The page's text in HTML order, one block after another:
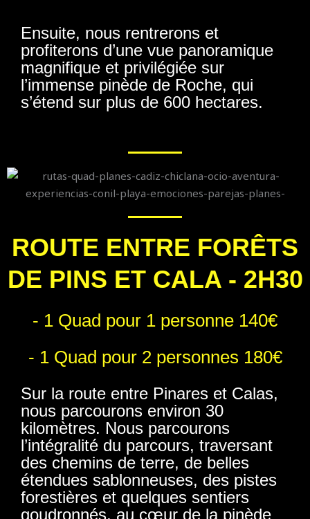
Ensuite, nous rentrerons et
profiterons d’une vue panoramique
magnifique et privilégiée sur
l’immense pinède de Roche, qui
s’étend sur plus de 600 hectares.
ROUTE ENTRE FORÊTS
DE PINS ET CALA - 2H30
- 1 Quad pour 1 personne 140€
- 1 Quad pour 2 personnes 180€
Sur la route entre Pinares et Calas,
nous parcourons environ 30
kilomètres. Nous parcourons
l’intégralité du parcours, traversant
des chemins de terre, de belles
étendues sablonneuses, des pistes
forestières et quelques sentiers
goudronnés, au cœur de la pinède